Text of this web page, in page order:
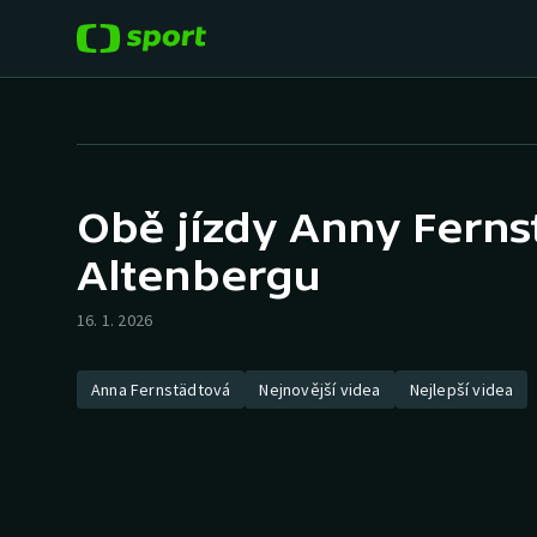
Hokej
Tenis
Cyklistika
Baseball a softbal
Biatlon
Obě jízdy Anny
Altenbergu
16. 1. 2026
Anna Fernstädtová Nejnovější videa Nejlepší videa